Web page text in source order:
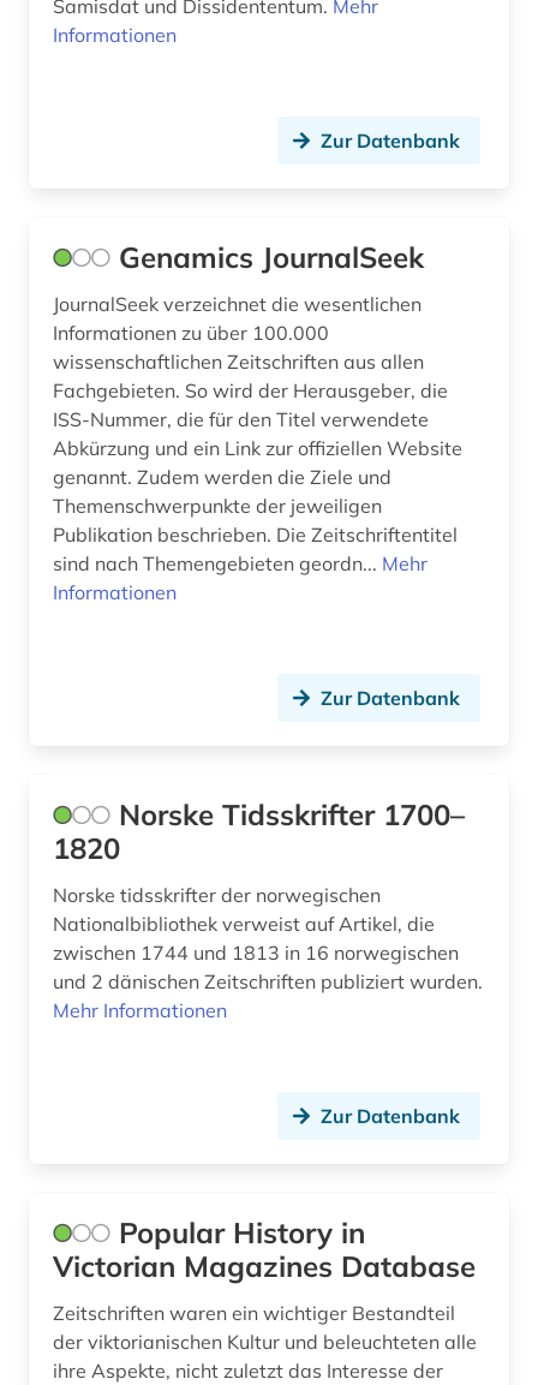
portugal (2)
publizistik (1)
pädagogik (1)
recht (3)
rechtssprechung (1)
rechtswissenschaft (1)
regierung (1)
rundfunk (1)
russland (3)
samisdat (1)
schweden (1)
sowjetunion (1)
sozialwissenschaften (3)
soziologie (1)
spanien (2)
Samisdat und Dissidententum. Mehr
Informationen
Zur Datenbank
Genamics JournalSeek
JournalSeek verzeichnet die wesentlichen
Informationen zu über 100.000
wissenschaftlichen Zeitschriften aus allen
Fachgebieten. So wird der Herausgeber, die
ISS-Nummer, die für den Titel verwendete
Abkürzung und ein Link zur offiziellen Website
genannt. Zudem werden die Ziele und
Themenschwerpunkte der jeweiligen
Publikation beschrieben. Die Zeitschriftentitel
sind nach Themengebieten geordn... Mehr
Informationen
Zur Datenbank
Norske Tidsskrifter 1700–
1820
Norske tidsskrifter der norwegischen
Nationalbibliothek verweist auf Artikel, die
zwischen 1744 und 1813 in 16 norwegischen
und 2 dänischen Zeitschriften publiziert wurden.
Mehr Informationen
Zur Datenbank
Popular History in
Victorian Magazines Database
Zeitschriften waren ein wichtiger Bestandteil
der viktorianischen Kultur und beleuchteten alle
ihre Aspekte, nicht zuletzt das Interesse der